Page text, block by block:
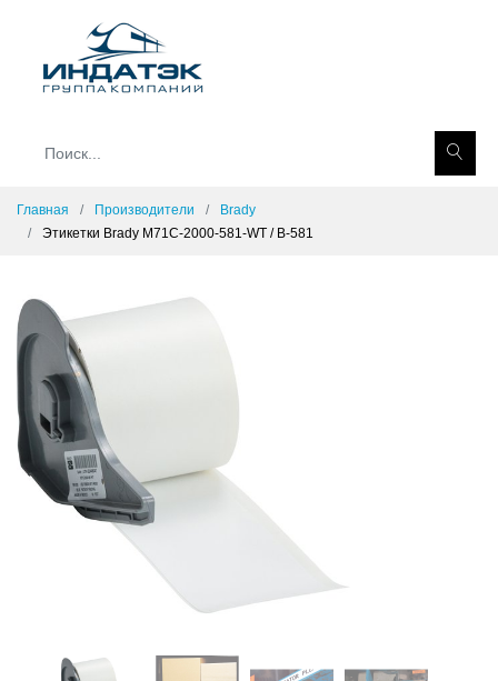
Главная Производители
Brady
Этикетки Brady M71C-2000-581-WT / B-581